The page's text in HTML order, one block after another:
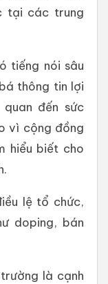
tại các trung
tiếng nói sâu
thông tin lợi
đến sức
vì cộng đồng
hiểu biết cho
lệ tổ chức,
doping, bán
là cạnh